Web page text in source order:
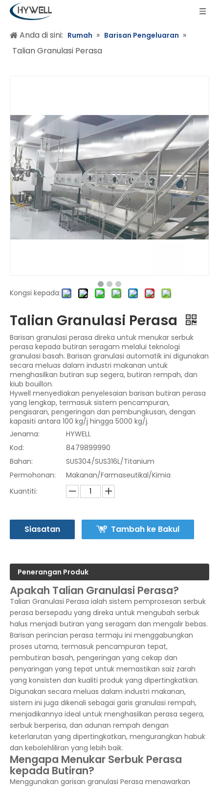
Anda di sini: Rumah » Barisan Pengeluaran »
Talian Granulasi Perasa
Kongsi kepada:
Talian Granulasi Perasa
Barisan granulasi perasa direka untuk menukar serbuk
perasa kepada butiran seragam melalui teknologi
granulasi basah. Barisan granulasi automatik ini digunakan
secara meluas dalam industri makanan untuk
menghasilkan butiran sup segera, butiran rempah, dan
kiub bouillon.
Hywell menyediakan penyelesaian barisan butiran perasa
yang lengkap, termasuk sistem pencampuran,
pengisaran, pengeringan dan pembungkusan, dengan
kapasiti antara 100 kg/j hingga 5000 kg/j.
Jenama:
HYWELL
Kod:
8479899990
Bahan:
SUS304/SUS316L/Titanium
Permohonan:
Makanan/Farmaseutikal/Kimia
Kuantiti:
Siasatan Tambah ke Bakul
Penerangan Produk
Apakah Talian Granulasi Perasa?
Talian Granulasi Perasa ialah sistem pemprosesan serbuk
perasa bersepadu yang direka untuk mengubah serbuk
halus menjadi butiran yang seragam dan mengalir bebas.
Barisan perincian perasa termaju ini menggabungkan
proses utama, termasuk pencampuran tepat,
pembutiran basah, pengeringan yang cekap dan
penyaringan yang tepat untuk memastikan saiz zarah
yang konsisten dan kualiti produk yang dipertingkatkan.
Digunakan secara meluas dalam industri makanan,
sistem ini juga dikenali sebagai garis granulasi rempah,
menjadikannya ideal untuk menghasilkan perasa segera,
serbuk berperisa, dan adunan rempah dengan
keterlarutan yang dipertingkatkan, mengurangkan habuk
dan kebolehliliran yang lebih baik.
Mengapa Menukar Serbuk Perasa
kepada Butiran?
Menggunakan garisan granulasi Perasa menawarkan